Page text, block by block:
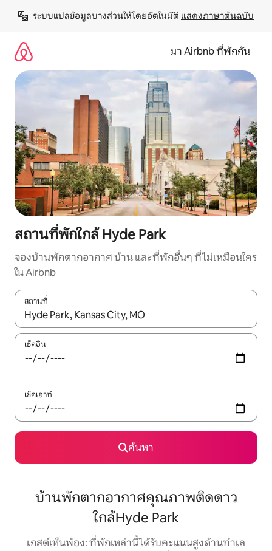
เนื้อหา
ระบบแปลข้อมูลบางส่วนให้โดยอัตโนมัติ แสดงภาษาต้นฉบับ
มา Airbnb ที่พักกัน
สถานที่พักใกล้ Hyde Park
จองบ้านพักตากอากาศ บ้าน และที่พักอื่นๆ ที่ไม่เหมือนใคร
ใน Airbnb
สถานที่
ใช้ลูกศรขึ้นลง หรือใช้การสัมผัสหรือปัด เพื่อสำรวจผลการค้นหา
เช็คอิน
เช็คเอาท์
ค้นหา
บ้านพักตากอากาศคุณภาพติดดาว
ใกล้Hyde Park
เกสต์เห็นพ้อง: ที่พักเหล่านี้ได้รับคะแนนสูงด้านทำเล